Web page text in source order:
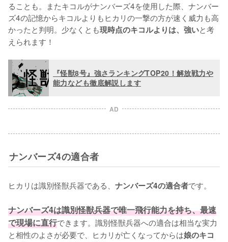
ることも。またキコルがナンバーズ4を使用した際、ナンバー
ズ4の記憶からキコルよりもヒカリの一撃の方が速く威力も高
かったと判明。少なくとも現時点のキコルよりは、強いと考
えられます！
『怪獣8号』強さランキングTOP20！解放戦力や
能力なども徹底解説します
AD
ナンバーズ4の適合者
ヒカリは識別怪獣兵器である、 ナンバーズ4の適合者です。
ナンバーズ4は識別怪獣兵器で唯一飛行能力を持ち、最速
で現場に直行できます。識別怪獣兵器への適合は相当な実力
と相性のよさが必要で、ヒカリが亡くなってからは娘のキコ